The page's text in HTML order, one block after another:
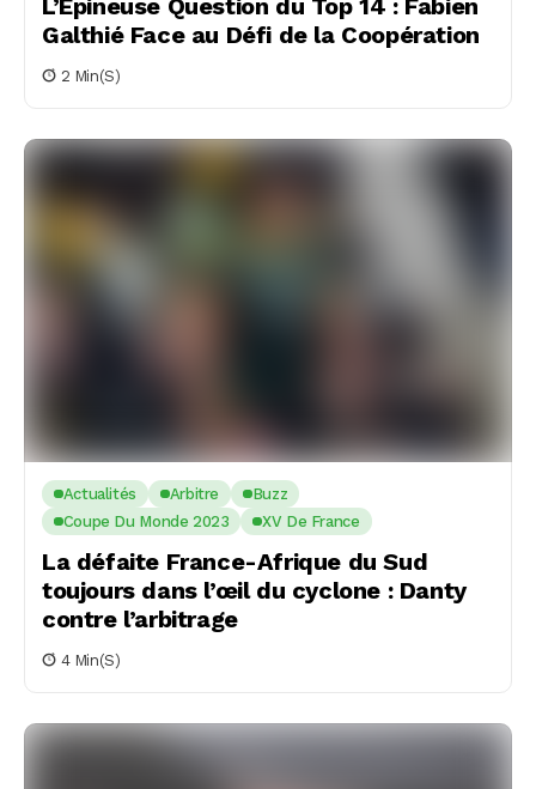
L’Épineuse Question du Top 14 : Fabien
Galthié Face au Défi de la Coopération
2 Min(s)
Actualités Arbitre
Buzz
Coupe Du Monde 2023
XV De France
La défaite France-Afrique du Sud
toujours dans l’œil du cyclone : Danty
contre l’arbitrage
4 Min(s)